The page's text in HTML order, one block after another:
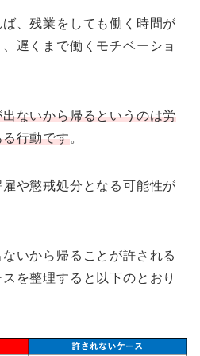
、残業をしても働く時間が
遅くまで働くモチベーショ
ないから帰るというのは労
行動です。
や懲戒処分となる可能性が
いから帰ることが許される
を整理すると以下のとおり